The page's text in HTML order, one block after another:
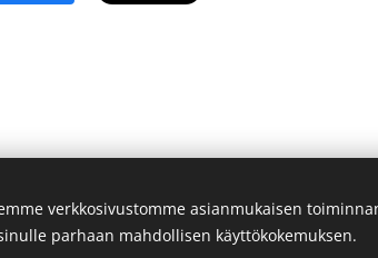
© Salon
verkkosivustomme asianmukaisen
parhaan mahdollisen käyttökokemuksen.